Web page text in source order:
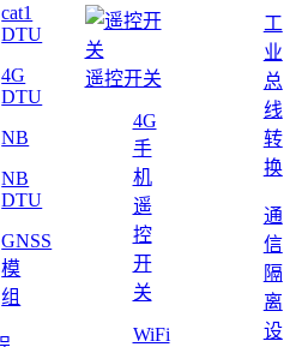
cat1
DTU
4G
DTU
NB
NB
DTU
GNSS
模
组
遥控开关
4G
手
机
遥
控
开
关
WiFi
工
业
总
线
转
换
通
信
隔
离
设